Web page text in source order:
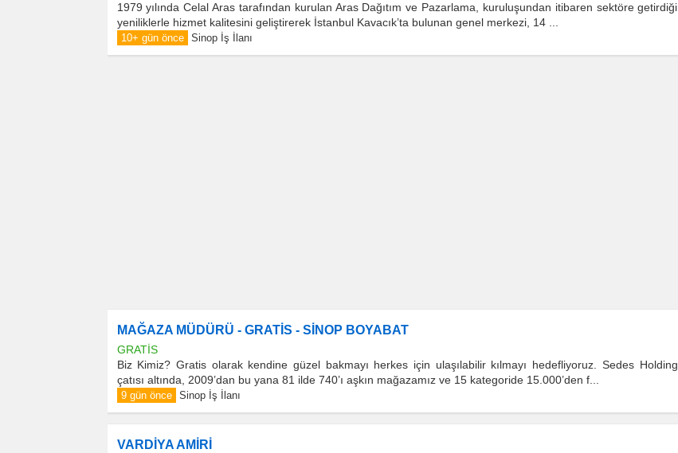
1979 yılında Celal Aras tarafından kurulan Aras Dağıtım ve Pazarlama, kuruluşundan itibaren sektöre getirdiği
yeniliklerle hizmet kalitesini geliştirerek İstanbul Kavacık’ta bulunan genel merkezi, 14 ...
10+ gün önce Sinop İş İlanı
MAĞAZA MÜDÜRÜ - GRATİS - SİNOP BOYABAT
GRATİS
Biz Kimiz? Gratis olarak kendine güzel bakmayı herkes için ulaşılabilir kılmayı hedefliyoruz. Sedes Holding
çatısı altında, 2009’dan bu yana 81 ilde 740’ı aşkın mağazamız ve 15 kategoride 15.000’den f...
9 gün önce Sinop İş İlanı
VARDİYA AMİRİ